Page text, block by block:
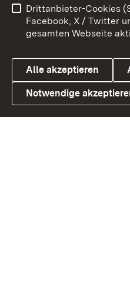
Link zum Landesportal
Benutzungshinweise
Datenschutz
Drittanbieter-Cookies
Facebook, X / Twitter
gesamten Webseite
Alle akzeptieren
Notwendige